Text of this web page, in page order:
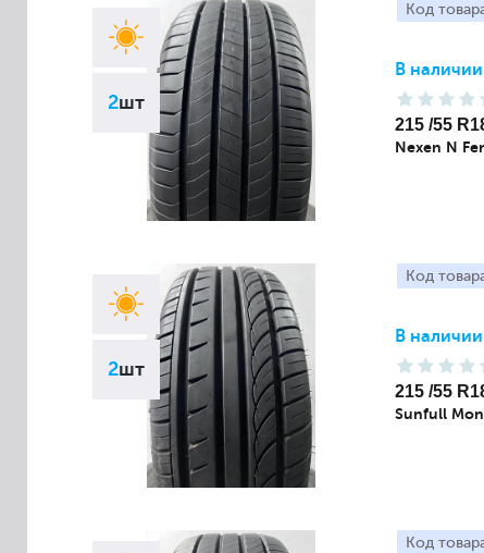
2шт
Код
В наличии
215 /55
Nexen N
2шт
Код
В наличии
215 /55
Sunfull
Код